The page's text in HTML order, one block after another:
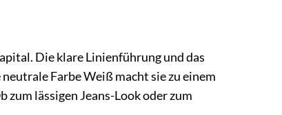
Die klare Linienführung und das
Farbe Weiß macht sie zu einem
lässigen Jeans-Look oder zum